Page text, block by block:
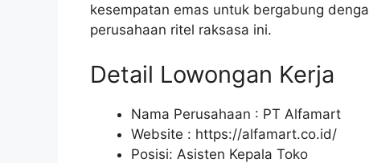
kesempatan emas untuk bergabung
perusahaan ritel raksasa ini.
Detail Lowongan Kerja
Nama Perusahaan : PT Alfamart
Website : https://alfamart.co.id/
Posisi: Asisten Kepala Toko